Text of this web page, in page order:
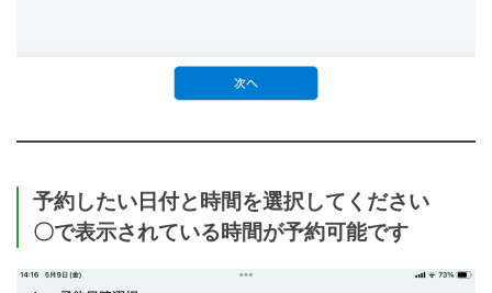
予約したい日付と時間を選択してください
〇で表示されている時間が予約可能です